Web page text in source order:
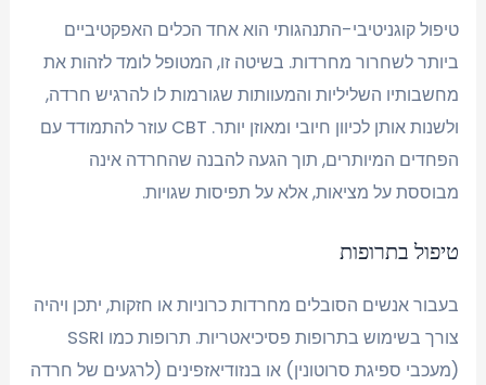
טיפול קוגניטיבי-התנהגותי הוא אחד הכלים האפקטיביים
ביותר לשחרור מחרדות. בשיטה זו, המטופל לומד לזהות את
מחשבותיו השליליות והמעוותות שגורמות לו להרגיש חרדה,
ולשנות אותן לכיוון חיובי ומאוזן יותר. CBT עוזר להתמודד עם
הפחדים המיותרים, תוך הגעה להבנה שהחרדה אינה
מבוססת על מציאות, אלא על תפיסות שגויות.
טיפול בתרופות
בעבור אנשים הסובלים מחרדות כרוניות או חזקות, יתכן ויהיה
צורך בשימוש בתרופות פסיכיאטריות. תרופות כמו SSRI
(מעכבי ספיגת סרוטונין) או בנזודיאזפינים (לרגעים של חרדה